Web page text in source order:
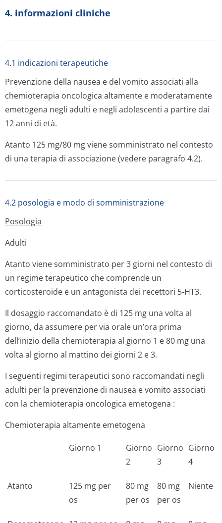
4. informazioni cliniche
4.1 indicazioni terapeutiche
Prevenzione della nausea e del vomito associati alla
chemioterapia oncologica altamente e moderatamente
emetogena negli adulti e negli adolescenti a partire dai
12 anni di età.
Atanto 125 mg/80 mg viene somministrato nel contesto
di una terapia di associazione (vedere paragrafo 4.2).
4.2 posologia e modo di somministrazione
Posologia
Adulti
Atanto viene somministrato per 3 giorni nel contesto di
un regime terapeutico che comprende un
corticosteroide e un antagonista dei recettori 5-HT3.
Il dosaggio raccomandato è di 125 mg una volta al
giorno, da assumere per via orale un’ora prima
dell’inizio della chemioterapia al giorno 1 e 80 mg una
volta al giorno al mattino dei giorni 2 e 3.
I seguenti regimi terapeutici sono raccomandati negli
adulti per la prevenzione di nausea e vomito associati
con la chemioterapia oncologica emetogena :
Chemioterapia altamente emetogena
Giorno 1
Giorno
2
Giorno
3
Giorno
4
Atanto
125 mg per
os
80 mg
per os
80 mg
per os
Niente